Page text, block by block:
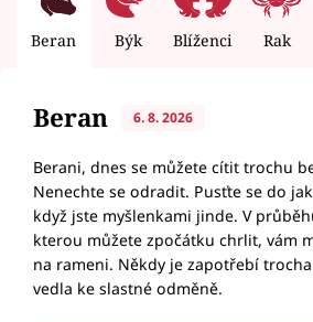
Beran Býk Blíženci Rak
Beran 6. 8. 2026
Berani, dnes se můžete cítit trochu
Nenechte se odradit. Pusťte se do
když jste myšlenkami jinde. V
kterou můžete zpočátku chrlit, vám
na rameni. Někdy je zapotřebí
vedla ke slastné odměně.